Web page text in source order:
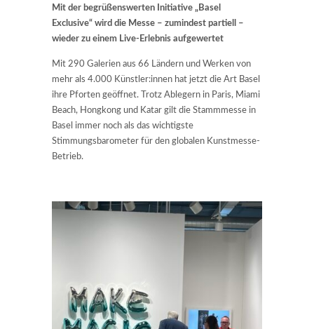
Mit der begrüßenswerten Initiative „Basel
Exclusive“ wird die Messe – zumindest partiell –
wieder zu einem Live-Erlebnis aufgewertet
Mit 290 Galerien aus 66 Ländern und Werken von
mehr als 4.000 Künstler:innen hat jetzt die Art Basel
ihre Pforten geöffnet. Trotz Ablegern in Paris, Miami
Beach, Hongkong und Katar gilt die Stammmesse in
Basel immer noch als das wichtigste
Stimmungsbarometer für den globalen Kunstmesse-
Betrieb.